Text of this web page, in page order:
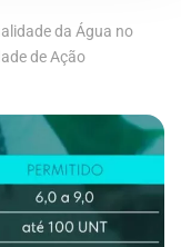
da Água no
de Ação